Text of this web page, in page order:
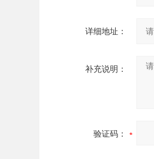
详细地址：
补充说明：
验证码：